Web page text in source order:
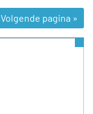
Volgende pagina »